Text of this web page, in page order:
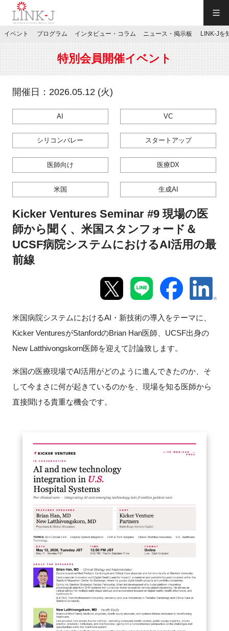
JP／EN
特別会員専用メニュー
お問い合わせ
マイページ
新規登録
インタビュー・コラム
LINK-Jを知る
イベントお知らせメール登録
イベント プログラム インタビュー・コラム ニュース・掲示板 LINK-Jを
特別会員開催イベント
開催日：2026.05.12 (火)
AI VC
シリコンバレー スタートアップ
医師向け 医療DX
米国 生成AI
Kicker Ventures Seminar #9 現場の医
師から聞く、米国スタンフォード＆
UCSF病院システムにおけるAI活用の最
前線
米国病院システムにおけるAI・新技術の導入をテーマに、
Kicker VenturesがStanfordのBrian Han医師、UCSF出身の
New Latthivongskorn医師を迎えて討論致します。
米国の医療現場でAI活用がどのように進んできたのか、そ
して今まさに何が起きているのかを、現場を知る医師から
直接聞ける貴重な機会です。